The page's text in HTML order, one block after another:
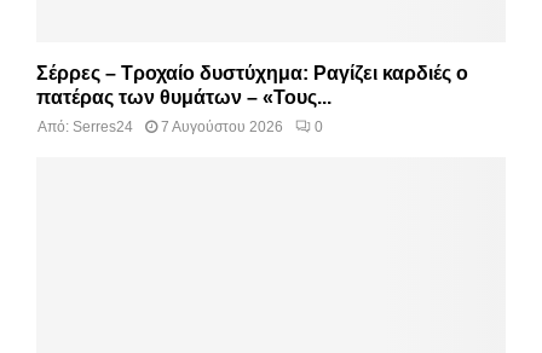
Σέρρες – Τροχαίο δυστύχημα: Ραγίζει καρδιές ο
πατέρας των θυμάτων – «Τους...
Από: Serres24 7 Αυγούστου 2026 0